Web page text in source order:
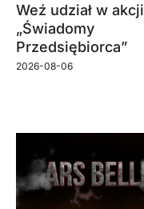
Weź udział w akcji
„Świadomy
Przedsiębiorca”
2026-08-06